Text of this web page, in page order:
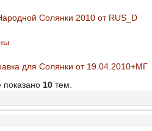
Солянки 2010 от RUS_D
для Солянки от 19.04.2010+МГ
10 тем.